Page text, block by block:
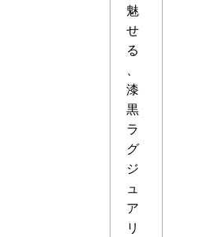
魅
せ
る
漆
黒
ラ
グ
ジ
ュ
ア
リ